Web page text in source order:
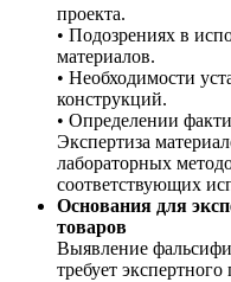
проекта.
• Подозрениях в
материалов.
• Необходимости
конструкций.
• Определении
Экспертиза
лабораторных
соответствующих
Основания для
товаров
Выявление
требует